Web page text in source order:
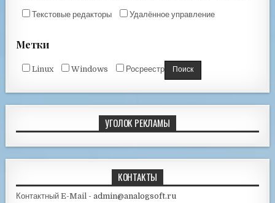
Текстовые редакторы Удалённое управление
Метки
Linux Windows Росреестр
УГОЛОК РЕКЛАМЫ
КОНТАКТЫ
Контактный E-Mail -admin@analogsoft.ru